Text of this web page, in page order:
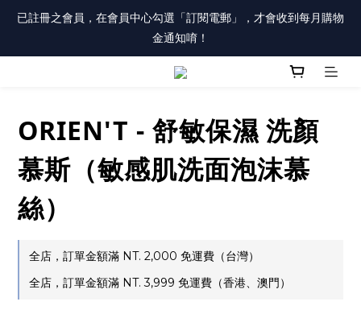
註冊會員「送100元購物金」，同時勾選「接收優惠通知」，還有
每月購物金唷！
已註冊之會員，在會員中心勾選「訂閱電郵」，才會收到每月購物
金通知唷！
註冊會員「送100元購物金」，同時勾選「接收優惠通知」，還有
ORIEN'T - 舒敏保濕 洗顏
慕斯（敏感肌洗面泡沫慕
絲）
全店，訂單金額滿 NT. 2,000 免運費（台灣）
全店，訂單金額滿 NT. 3,999 免運費（香港、澳門）